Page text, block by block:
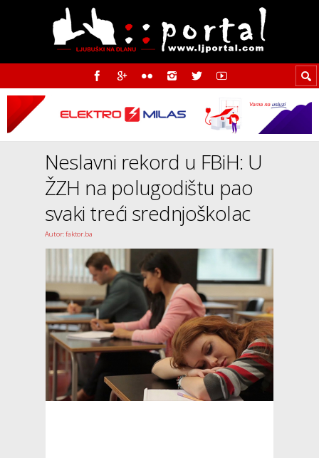
Neslavni rekord u FBiH: U
ŽZH na polugodištu pao
svaki treći srednjoškolac
Autor: faktor.ba